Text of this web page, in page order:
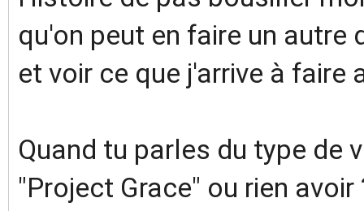
qu'on peut en faire un autre
et voir ce que j'arrive à faire
Quand tu parles du type de
"Project Grace" ou rien avoir